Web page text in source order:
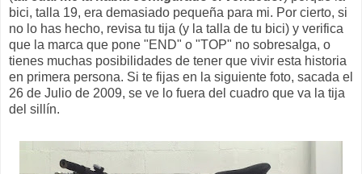
bici, talla 19, era demasiado pequeña para mi. Por cierto, si
no lo has hecho, revisa tu tija (y la talla de tu bici) y verifica
que la marca que pone "END" o "TOP" no sobresalga, o
tienes muchas posibilidades de tener que vivir esta historia
en primera persona. Si te fijas en la siguiente foto, sacada el
26 de Julio de 2009, se ve lo fuera del cuadro que va la tija
del sillín.